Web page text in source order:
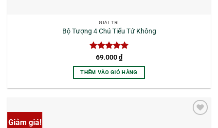
GIẢI TRÍ
Bộ Tượng 4 Chú Tiểu Tứ Không
Được xếp
hạng55
sao
69.000₫
THÊM VÀO GIỎ HÀNG
Giảm giá!